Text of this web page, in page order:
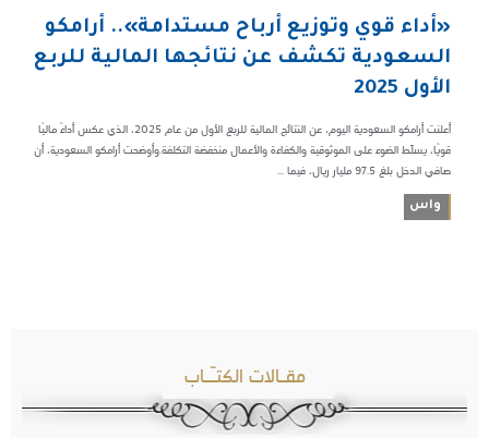
«أداء قوي وتوزيع أرباح مستدامة».. أرامكو
السعودية تكشف عن نتائجها المالية للربع
الأول 2025
أعلنت أرامكو السعودية اليوم، عن النتائج المالية للربع الأول من عام 2025، الذي عكس أداءً ماليًا
قويًا، يسلّط الضوء على الموثوقية والكفاءة والأعمال منخفضة التكلفة.وأوضحت أرامكو السعودية، أن
صافي الدخل بلغ 97.5 مليار ريال، فيما ...
واس
مقـالات الكتـّـاب